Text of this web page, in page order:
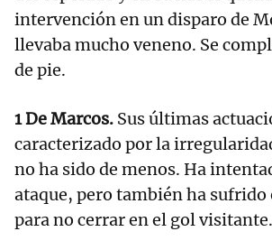
intervención en un disparo de
llevaba mucho veneno. Se
de pie.
1 De Marcos. Sus últimas
caracterizado por la
no ha sido de menos. Ha
ataque, pero también ha sufrido
para no cerrar en el gol visitante.